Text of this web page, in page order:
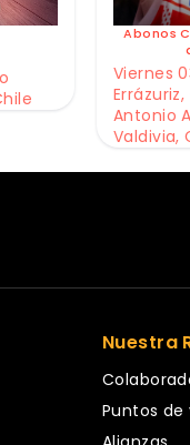
Abonos
Viernes
Antonio
Valdivia,
Nuestra
Puntos de